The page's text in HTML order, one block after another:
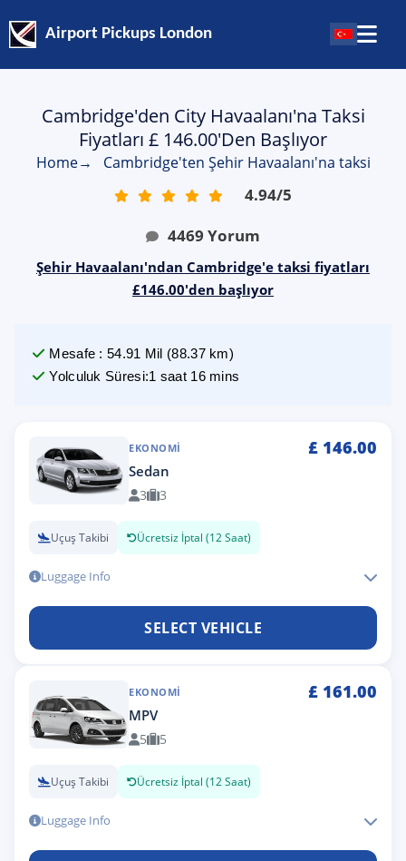
Airport Pickups London
Cambridge'den City Havaalanı'na Taksi
Fiyatları £ 146.00'den Başlıyor
Home→ Cambridge'ten Şehir Havaalanı'na taksi
4.94/5
4469 Yorum
Şehir Havaalanı'ndan Cambridge'e taksi fiyatları
£146.00'den başlıyor
Mesafe :54.91 Mil (88.37km)
Yolculuk Süresi:1 saat 16 mins
EKONOMI £ 146.00
Sedan
3 3
Uçuş Takibi Ücretsiz İptal (12 Saat)
Luggage Info
SELECT VEHICLE
EKONOMI £ 161.00
MPV
5 5
Uçuş Takibi Ücretsiz İptal (12 Saat)
Luggage Info